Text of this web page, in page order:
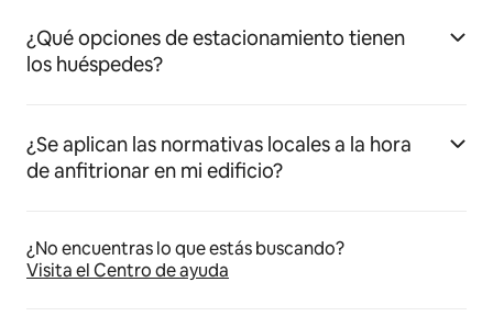
¿Qué opciones de estacionamiento tienen
los huéspedes?
¿Se aplican las normativas locales a la hora
de anfitrionar en mi edificio?
¿No encuentras lo que estás buscando?
Visita el Centro de ayuda